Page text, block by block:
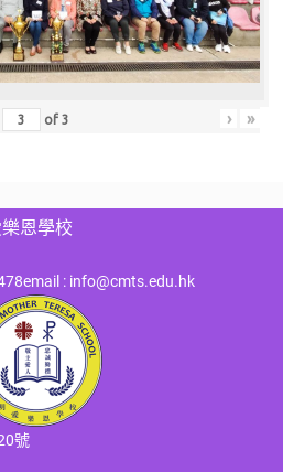
of3 › »
恩學校
email : info@cmts.edu.hk
號